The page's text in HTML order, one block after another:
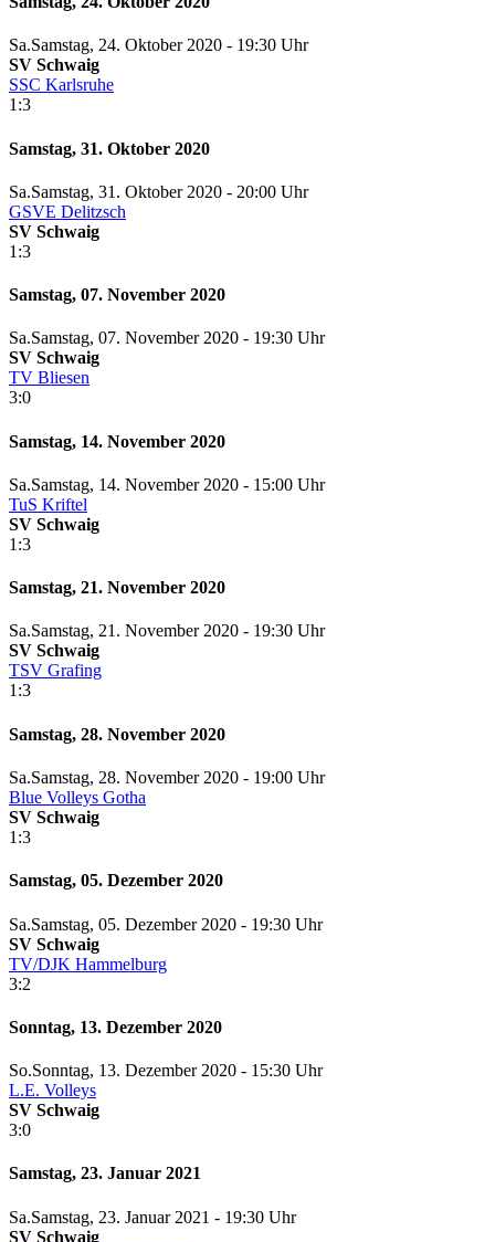
Sa.Samstag, 24. Oktober 2020 - 19:30 Uhr
SV Schwaig
SSC Karlsruhe
1:3
Samstag, 31. Oktober 2020
Sa.Samstag, 31. Oktober 2020 - 20:00 Uhr
GSVE Delitzsch
SV Schwaig
1:3
Samstag, 07. November 2020
Sa.Samstag, 07. November 2020 - 19:30 Uhr
SV Schwaig
TV Bliesen
3:0
Samstag, 14. November 2020
Sa.Samstag, 14. November 2020 - 15:00 Uhr
TuS Kriftel
SV Schwaig
1:3
Samstag, 21. November 2020
Sa.Samstag, 21. November 2020 - 19:30 Uhr
SV Schwaig
TSV Grafing
1:3
Samstag, 28. November 2020
Sa.Samstag, 28. November 2020 - 19:00 Uhr
Blue Volleys Gotha
SV Schwaig
1:3
Samstag, 05. Dezember 2020
Sa.Samstag, 05. Dezember 2020 - 19:30 Uhr
SV Schwaig
TV/DJK Hammelburg
3:2
Sonntag, 13. Dezember 2020
So.Sonntag, 13. Dezember 2020 - 15:30 Uhr
L.E. Volleys
SV Schwaig
3:0
Samstag, 23. Januar 2021
Sa.Samstag, 23. Januar 2021 - 19:30 Uhr
SV Schwaig